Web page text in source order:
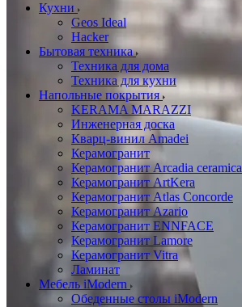
Кухни
Geos Ideal
Hacker
Бытовая техника
Техника для дома
Техника для кухни
Напольные покрытия
KERAMA MARAZZI
Инженерная доска
Кварц-винил Amadei
Керамогранит
Керамогранит Arcadia ceramica
Керамогранит ArtKera
Керамогранит Atlas Concorde
Керамогранит Azario
Керамогранит ENNFACE
Керамогранит Lamore
Керамогранит Vitra
Ламинат
Мебель iModern
Обеденные столы iModern